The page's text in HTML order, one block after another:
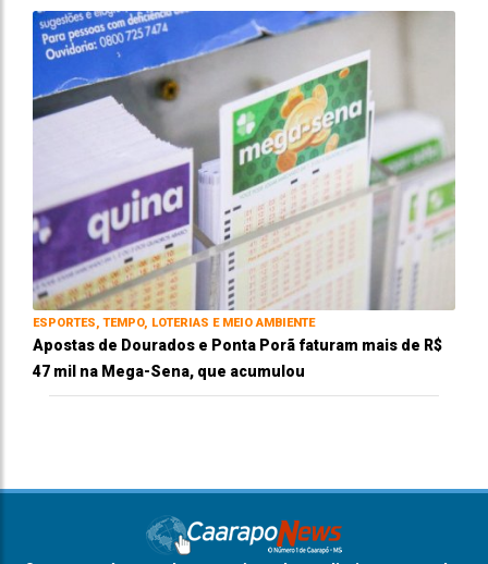
ESPORTES, TEMPO, LOTERIAS E MEIO AMBIENTE
Apostas de Dourados e Ponta Porã faturam mais de R$
47 mil na Mega-Sena, que acumulou